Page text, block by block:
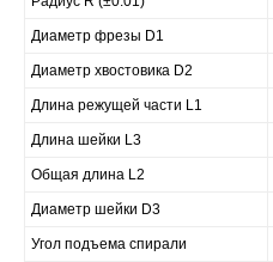
Диаметр фрезы D1
Диаметр хвостовика D2
Длина режущей части L1
Длина шейки L3
Общая длина L2
Диаметр шейки D3
Угол подъема спирали